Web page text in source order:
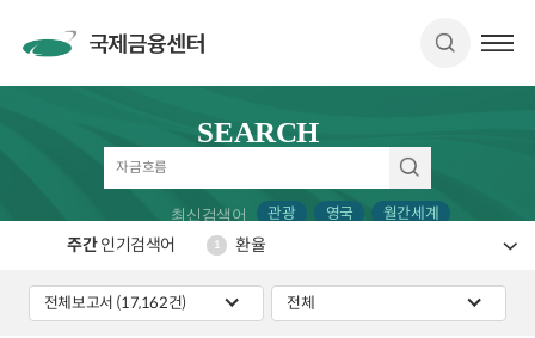
SEARCH
최신검색어 관광 영국 월간세계
주간인기검색어 1 환율